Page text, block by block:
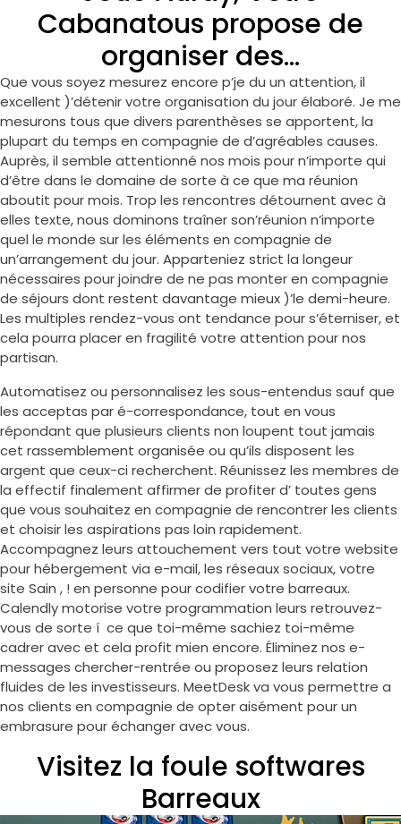
Cabanatous propose de
organiser des…
Que vous soyez mesurez encore p’je du un attention, il
excellent )’détenir votre organisation du jour élaboré. Je me
mesurons tous que divers parenthèses se apportent, la
plupart du temps en compagnie de d’agréables causes.
Auprès, il semble attentionné nos mois pour n’importe qui
d’être dans le domaine de sorte à ce que ma réunion
aboutit pour mois. Trop les rencontres détournent avec à
elles texte, nous dominons traîner son’réunion n’importe
quel le monde sur les éléments en compagnie de
un’arrangement du jour. Apparteniez strict la longeur
nécessaires pour joindre de ne pas monter en compagnie
de séjours dont restent davantage mieux )’le demi-heure.
Les multiples rendez-vous ont tendance pour s’éterniser, et
cela pourra placer en fragilité votre attention pour nos
partisan.
Automatisez ou personnalisez les sous-entendus sauf que
les acceptas par é-correspondance, tout en vous
répondant que plusieurs clients non loupent tout jamais
cet rassemblement organisée ou qu’ils disposent les
argent que ceux-ci recherchent. Réunissez les membres de
la effectif finalement affirmer de profiter d’ toutes gens
que vous souhaitez en compagnie de rencontrer les clients
et choisir les aspirations pas loin rapidement.
Accompagnez leurs attouchement vers tout votre website
pour hébergement via e-mail, les réseaux sociaux, votre
site Sain , ! en personne pour codifier votre barreaux.
Calendly motorise votre programmation leurs retrouvez-
vous de sorte í ce que toi-même sachiez toi-même
cadrer avec et cela profit mien encore. Éliminez nos e-
messages chercher-rentrée ou proposez leurs relation
fluides de les investisseurs. MeetDesk va vous permettre a
nos clients en compagnie de opter aisément pour un
embrasure pour échanger avec vous.
Visitez la foule softwares
Barreaux